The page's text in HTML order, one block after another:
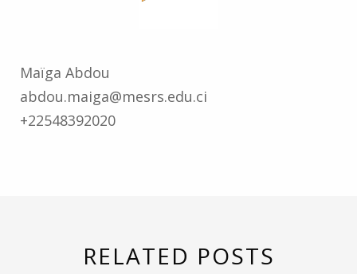
Maïga Abdou
abdou.maiga@mesrs.edu.ci
+22548392020
RELATED POSTS